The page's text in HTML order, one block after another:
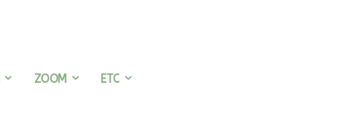
ZOOM ETC